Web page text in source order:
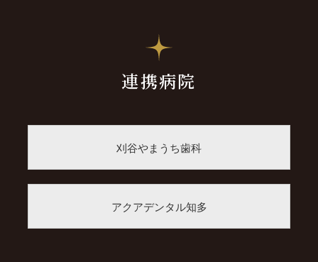
連携病院
刈谷やまうち歯科
アクアデンタル知多